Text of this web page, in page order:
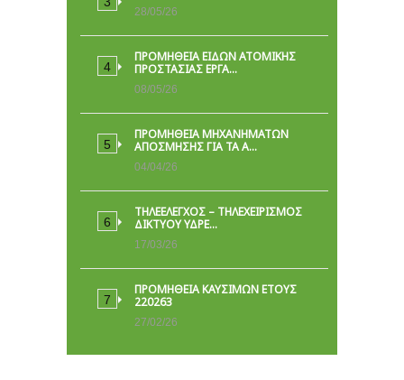
28/05/26
ΠΡΟΜΉΘΕΙΑ ΕΙΔΏΝ ΑΤΟΜΙΚΉΣ
ΠΡΟΣΤΑΣΊΑΣ ΕΡΓΑ…
08/05/26
ΠΡΟΜΗΘΕΙΑ ΜΗΧΑΝΗΜΑΤΩΝ
ΑΠΟΣΜΗΣΗΣ ΓΙΑ ΤΑ Α…
04/04/26
ΤΗΛΕΕΛΕΓΧΟΣ – ΤΗΛΕΧΕΙΡΙΣΜΟΣ
ΔΙΚΤΥΟΥ ΥΔΡΕ…
17/03/26
ΠΡΟΜΗΘΕΙΑ ΚΑΥΣΙΜΩΝ ΕΤΟΥΣ
220263
27/02/26